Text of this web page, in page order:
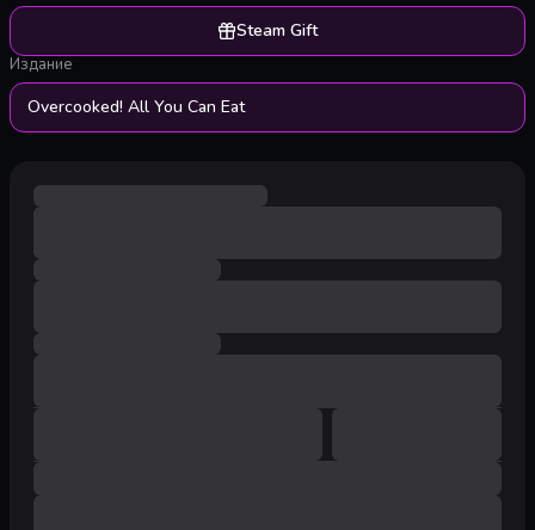
Steam Gift
Издание
Overcooked! All You Can Eat